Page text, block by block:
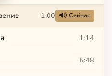
1:00 Сейчас
1:14
5:48